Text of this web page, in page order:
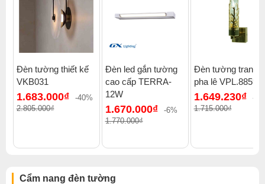
Click để xem thêm chiết khấu, quà tặng và khuyến mãi của
đèn tường.
Xem thêm:
Đèn tường hiện đại,Đèn tường phòng khách
Đèn tường trong nhà
Đèn tường thiết kế
VKB031
1.683.000₫
-40%
2.805.000₫
Đèn led gắn tường
cao cấp TERRA-
12W
1.670.000₫
-6%
1.770.000₫
Đèn tường trang
pha lê VPL.8859
1.649.230₫
-
1.715.000₫
Cẩm nang đèn tường